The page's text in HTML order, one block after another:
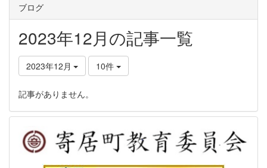
ブログ
2023年12月の記事一覧
2023年12月 10件
記事がありません。